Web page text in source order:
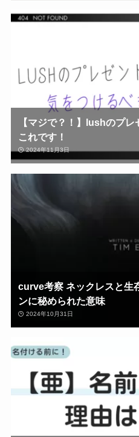
【マジで？！】lushのプ
これです！
2024年11月3日
curve考察 ネックレスと生
ンに秘められた意味
2024年10月31日